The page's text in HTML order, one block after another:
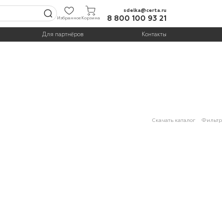
ИзбранноеКорзина
sdelka@certa.ru
8 800 100 93 21
Для партнёров Контакты
Скачать каталог Фильтр